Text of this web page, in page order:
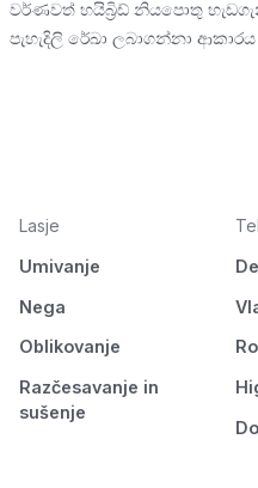
වර්ණවත් හයිබ්‍රිඩ් නියපොතු
පැහැදිලි රේඛා ලබාගන්නා
Lasje
Umivanje
Nega
Oblikovanje
Razčesavanje in
sušenje